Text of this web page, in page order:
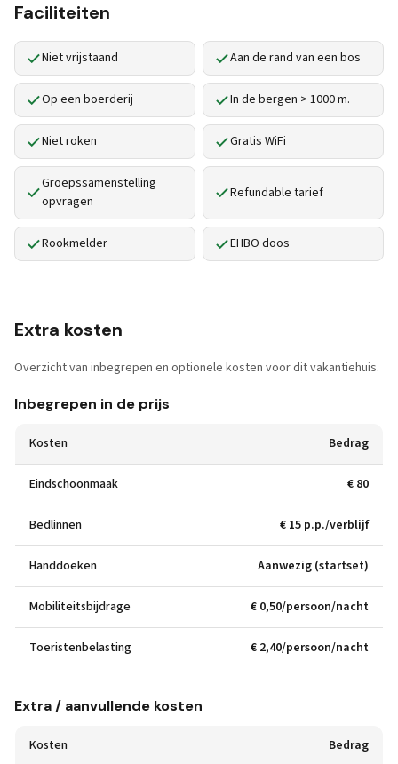
Faciliteiten
Niet vrijstaand Aan de rand van een bos
Op een boerderij In de bergen > 1000 m.
Niet roken Gratis WiFi
Groepssamenstelling
opvragen
Refundable tarief
Rookmelder EHBO doos
Extra kosten
Overzicht van inbegrepen en optionele kosten voor dit vakantiehuis.
Inbegrepen in de prijs
Kosten Bedrag
Eindschoonmaak € 80
Bedlinnen € 15 p.p./verblijf
Handdoeken Aanwezig (startset)
Mobiliteitsbijdrage € 0,50/persoon/nacht
Toeristenbelasting € 2,40/persoon/nacht
Extra / aanvullende kosten
Kosten Bedrag